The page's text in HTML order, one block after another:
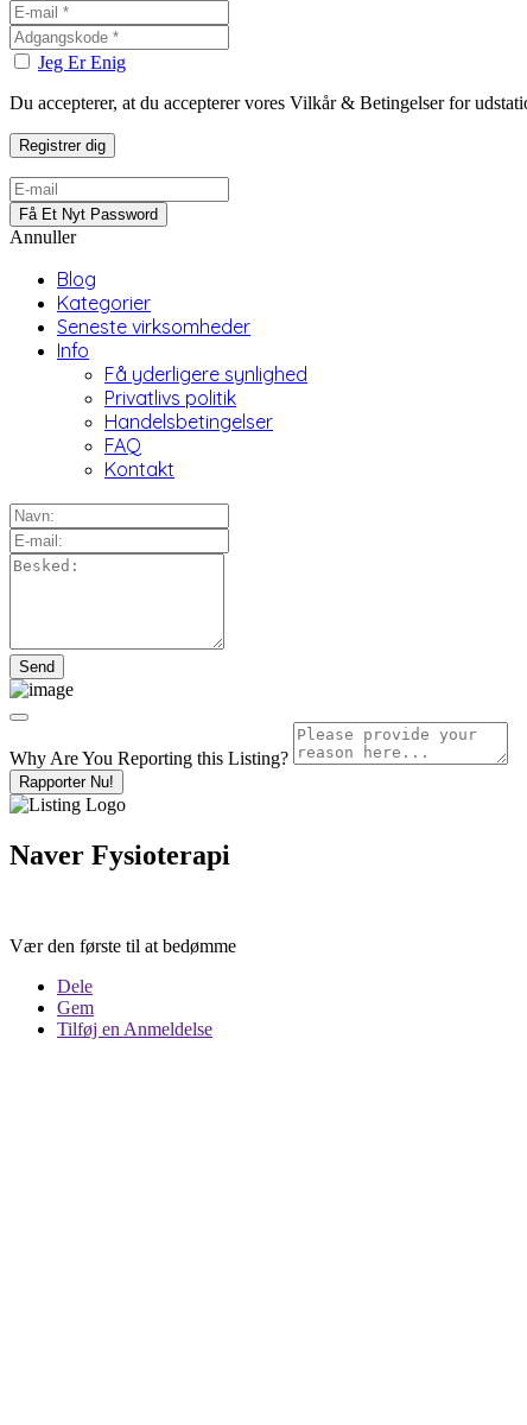
Jeg Er Enig
Du accepterer, at du accepterer vores Vilkår & Betingelser for
Annuller
Blog
Kategorier
Seneste virksomheder
Info
Få yderligere synlighed
Privatlivs politik
Handelsbetingelser
FAQ
Kontakt
Why Are You Reporting this Listing?
Rapporter Nu!
Naver Fysioterapi
Vær den første til at bedømme
Dele
Gem
Tilføj en Anmeldelse